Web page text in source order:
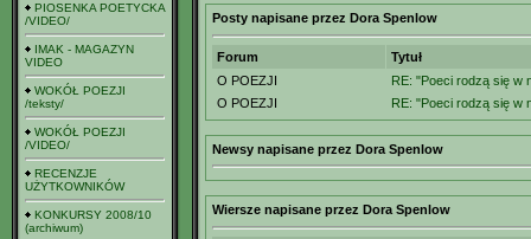
PIOSENKA POETYCKA
/VIDEO/
IMAK - MAGAZYN
VIDEO
WOKÓŁ POEZJI
/teksty/
WOKÓŁ POEZJI
/VIDEO/
RECENZJE
UŻYTKOWNIKÓW
KONKURSY 2008/10
(archiwum)
Posty napisane przez Dora Spenlow
Forum
Tytuł
O POEZJI
RE: "Poeci rodzą się w
O POEZJI
RE: "Poeci rodzą się w
Newsy napisane przez Dora Spenlow
Wiersze napisane przez Dora Spenlow